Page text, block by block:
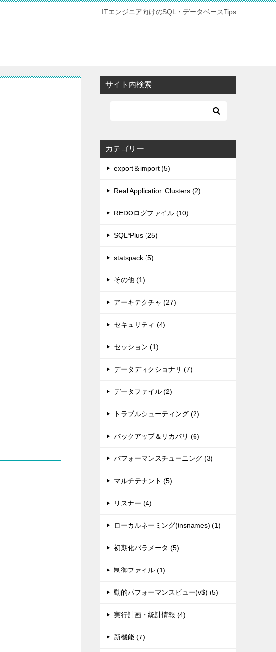
ITエンジニア向けのSQL・データベースTips
サイト内検索
カテゴリー
export＆import (5)
Real Application Clusters (2)
REDOログファイル (10)
SQL*Plus (25)
statspack (5)
その他 (1)
アーキテクチャ (27)
セキュリティ (4)
セッション (1)
データディクショナリ (7)
データファイル (2)
トラブルシューティング (2)
バックアップ＆リカバリ (6)
パフォーマンスチューニング (3)
マルチテナント (5)
リスナー (4)
ローカルネーミング(tnsnames) (1)
初期化パラメータ (5)
制御ファイル (1)
動的パフォーマンスビュー(v$) (5)
実行計画・統計情報 (4)
新機能 (7)